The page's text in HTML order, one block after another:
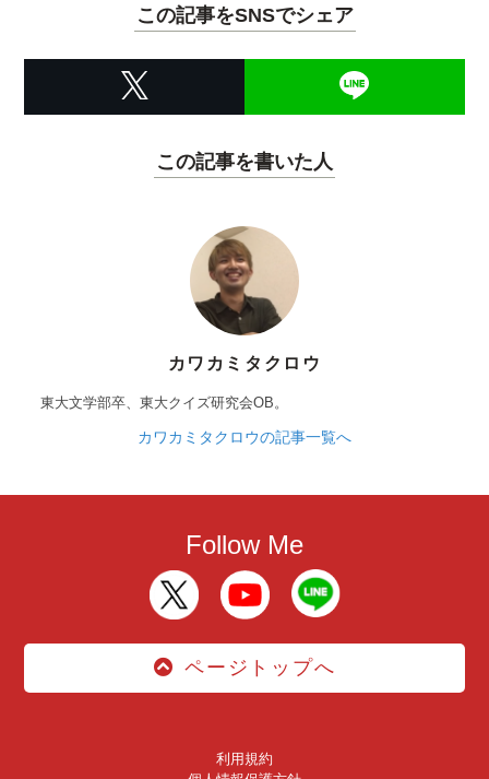
この記事をSNSでシェア
この記事を書いた人
カワカミタクロウ
東大文学部卒、東大クイズ研究会OB。
カワカミタクロウの記事一覧へ
Follow Me
ページトップへ
利用規約